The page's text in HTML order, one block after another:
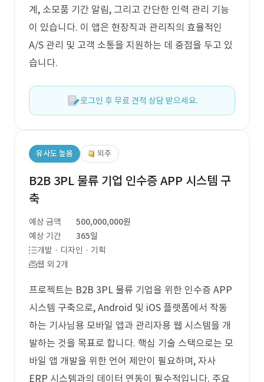
계, 소모품 기간 알림, 그리고 간단한 인력 관리 기능
이 있습니다. 이 앱은 현장직과 관리직의 효율적인
A/S 관리 및 고객 소통을 지원하는 데 중점을 두고 있
습니다.
로그인 후 무료 견적 상담 받으세요.
유사도 높음 외주
B2B 3PL 물류 기업 인수증 APP 시스템 구
축
예상 금액
500,000,000원
예상 기간
365일
개발 · 디자인 · 기획
웹 외 2개
프로젝트는 B2B 3PL 물류 기업을 위한 인수증 APP
시스템 구축으로, Android 및 iOS 플랫폼에서 작동
하는 기사님용 모바일 앱과 관리자용 웹 시스템을 개
발하는 것을 목표로 합니다. 핵심 기술 스택으로는 모
바일 앱 개발을 위한 언어 제안이 필요하며, 자사
ERP 시스템과의 데이터 연동이 필수적입니다. 주요